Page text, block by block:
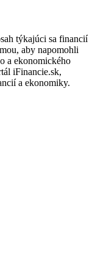
týkajúci sa financií
aby napomohli
a ekonomického
iFinancie.sk,
a ekonomiky.